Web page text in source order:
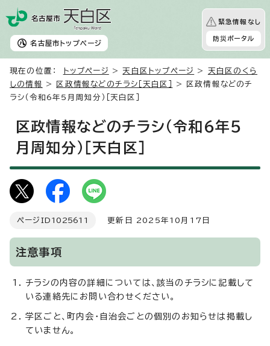
名古屋市 トップページ
緊急情報なし
防災ポータル
現在の位置： トップページ >天白区トップページ > 天白区のくら
しの情報
> 区政情報などのチラシ［天白区］
> 区政情報などのチ
ラシ（令和6年5月周知分）［天白区］
区政情報などのチラシ（令和6年5
月周知分）［天白区］
ページID 1025611 更新日 2025年10月17日
注意事項
チラシの内容の詳細については、該当のチラシに記載して
いる連絡先にお問い合わせください。
学区ごと、町内会・自治会ごとの個別のお知らせは掲載し
ていません。